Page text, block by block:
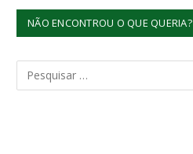
NÃO ENCONTROU O QUE QUERIA?